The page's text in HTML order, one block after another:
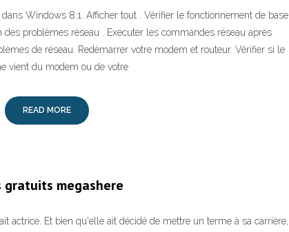
Windows 8.1. Afficher tout . Vérifier le fonctionnement de base
des problèmes réseau . Exécuter les commandes réseau après
de réseau. Redémarrer votre modem et routeur. Vérifier si le
vient du modem ou de votre
READ MORE
gratuits megashere
actrice. Et bien qu'elle ait décidé de mettre un terme à sa carrière,